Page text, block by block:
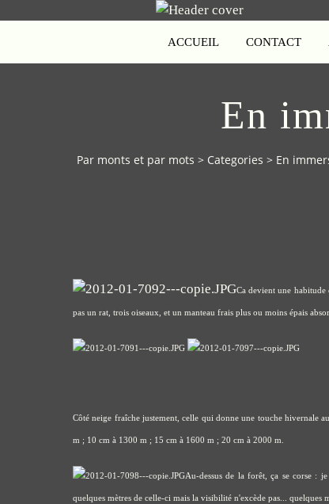
ACCUEIL CONTACT
En
Par monts et par mots > Categories > En
Ca devient une habitude
pas un rat, trois oiseaux, et un manteau frais plus ou moins épais
Côté neige fraîche justement, celle qui donne une touche hivernale
m ; 10 cm à 1300 m ; 15 cm à 1600 m ; 20 cm à 2000 m.
Au-dessus de la forêt, ça se corse :
quelques mètres de celle-ci mais la visibilité n'excède pas... quelques